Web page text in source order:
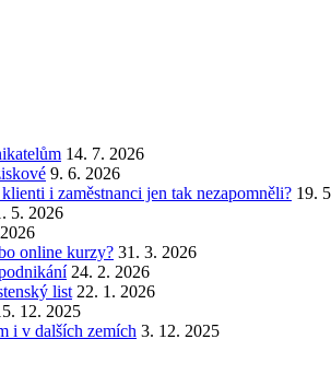
14. 7. 2026
9. 6. 2026
i zaměstnanci jen tak nezapomněli? 19.
5. 2026
online kurzy? 31. 3. 2026
24. 2. 2026
list 22. 1. 2026
12. 2025
i v dalších zemích 3. 12. 2025